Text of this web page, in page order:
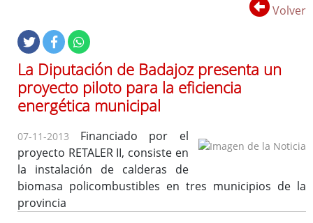
Noticias
Lista
de
distribución
Volver
La Diputación de Badajoz presenta un
proyecto piloto para la eficiencia
energética municipal
07-11-2013
Financiado por el
proyecto RETALER II, consiste en
la instalación de calderas de
biomasa policombustibles en tres municipios de la
provincia